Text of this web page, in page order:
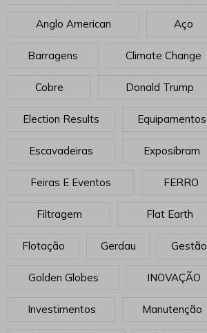
Anglo American Aço
Barragens Climate Change
Cobre Donald Trump
Election Results Equipamentos
Escavadeiras Exposibram
Feiras E Eventos FERRO
Filtragem Flat Earth
Flotação Gerdau Gestão
Golden Globes INOVAÇÃO
Investimentos Manutenção